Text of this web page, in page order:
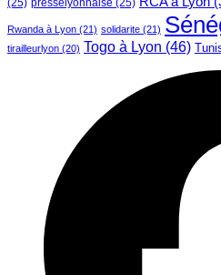
Rwanda à Lyon (21) solidarite (21)
tirailleurlyon (20) Togo à Lyon (46)